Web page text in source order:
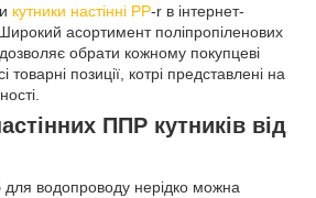
кутники настінні PP-r в інтернет-
асортимент поліпропіленових
обрати кожному покупцеві
товарні позиції, котрі представлені на
ППР кутників від
для водопроводу нерідко можна